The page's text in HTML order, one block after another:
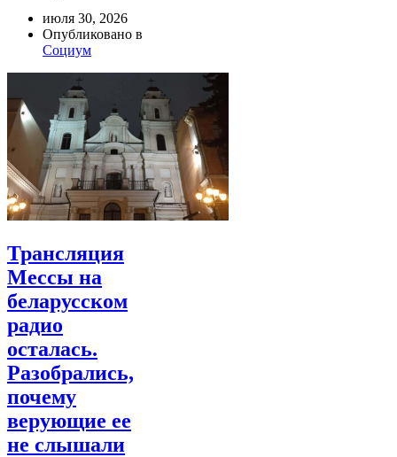
июля 30, 2026
Опубликовано в
Социум
Трансляция
Мессы на
беларусском
радио
осталась.
Разобрались,
почему
верующие ее
не слышали